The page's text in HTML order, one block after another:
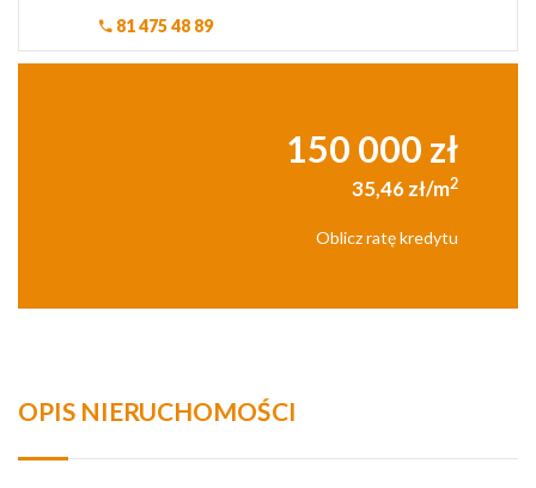
81 475 48 89
150 000 zł
35,46 zł/m2
Oblicz ratę kredytu
OPIS NIERUCHOMOŚCI